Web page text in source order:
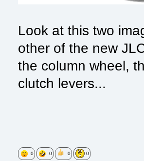
Look at this two
other of the new
the column wheel,
clutch levers...
0 0 0 0